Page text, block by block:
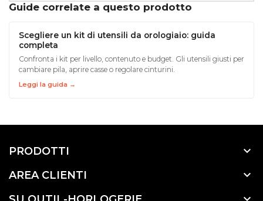
Guide correlate a questo prodotto
Scegliere un kit di utensili da orologiaio: guida
completa
Confronta i kit per livello, contenuto e budget. Gli utensili giusti per
cambiare pila, aprire casse o regolare cinturini.
Leggi la guida →
PRODOTTI 
AREA CLIENTI 